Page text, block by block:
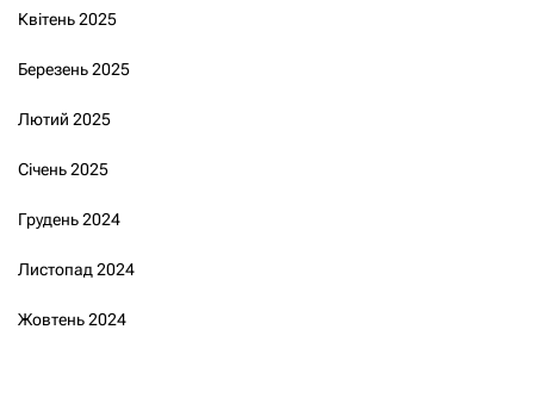
Квітень 2025
Березень 2025
Лютий 2025
Січень 2025
Грудень 2024
Листопад 2024
Жовтень 2024